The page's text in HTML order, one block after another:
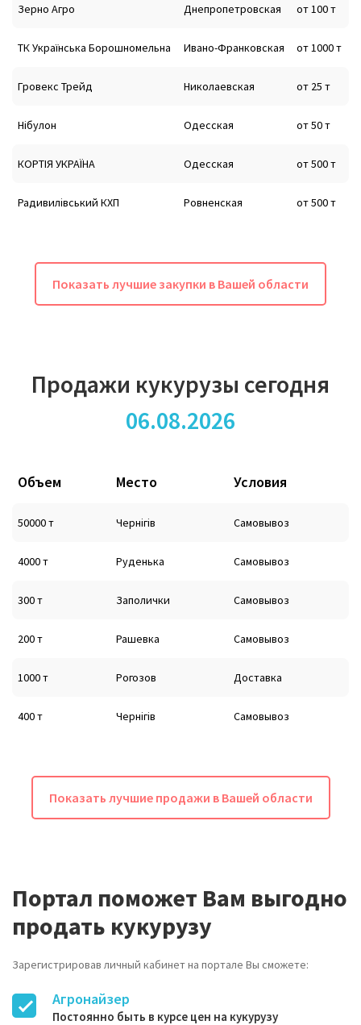
Зерно Агро Днепропетровская от 100 т
ТК Українська Борошномельна Ивано-Франковская от 1000 т
Гровекс Трейд Николаевская от 25 т
Нібулон Одесская от 50 т
КОРТІЯ УКРАЇНА Одесская от 500 т
Радивилівський КХП Ровненская от 500 т
Показать лучшие закупки в Вашей области
Продажи кукурузы сегодня
06.08.2026
Объем Место Условия
50000 т Чернігів Самовывоз
4000 т Руденька Самовывоз
300 т Заполички Самовывоз
200 т Рашевка Самовывоз
1000 т Рогозов Доставка
400 т Чернігів Самовывоз
Показать лучшие продажи в Вашей области
Портал поможет Вам выгодно
продать кукурузу
Зарегистрировав личный кабинет на портале Вы сможете:
Агронайзер
Постоянно быть в курсе цен на кукурузу